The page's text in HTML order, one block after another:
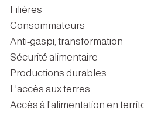
Filières
Consommateurs
Anti-gaspi, transformation
Sécurité alimentaire
Productions durables
L'accès aux terres
Accès à l'alimentation en